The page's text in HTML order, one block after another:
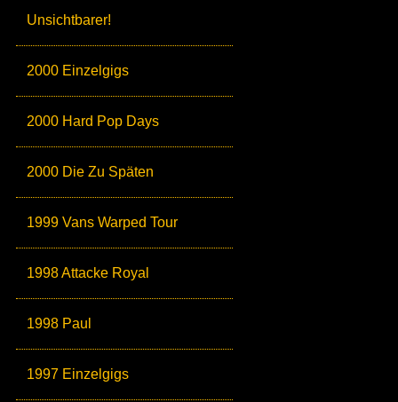
Unsichtbarer!
2000 Einzelgigs
2000 Hard Pop Days
2000 Die Zu Späten
1999 Vans Warped Tour
1998 Attacke Royal
1998 Paul
1997 Einzelgigs